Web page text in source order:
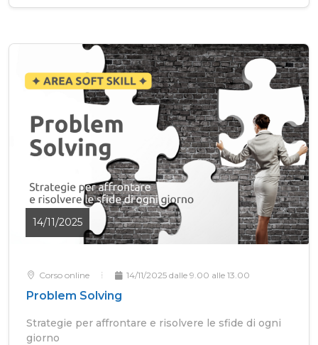
14/11/2025
Corso online 14/11/2025 dalle 9.00 alle 13.00
Problem Solving
Strategie per affrontare e risolvere le sfide di ogni
giorno